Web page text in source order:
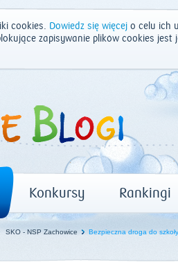
cookies. Dowiedz się więcej o celu ich
zapisywanie plików cookies
Konkursy Rankingi
SKO - NSP Zachowice Bezpieczna droga do szkoły